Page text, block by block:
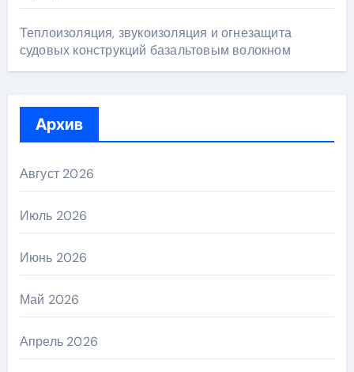
Теплоизоляция, звукоизоляция и огнезащита
судовых конструкций базальтовым волокном
Архив
Август 2026
Июль 2026
Июнь 2026
Май 2026
Апрель 2026